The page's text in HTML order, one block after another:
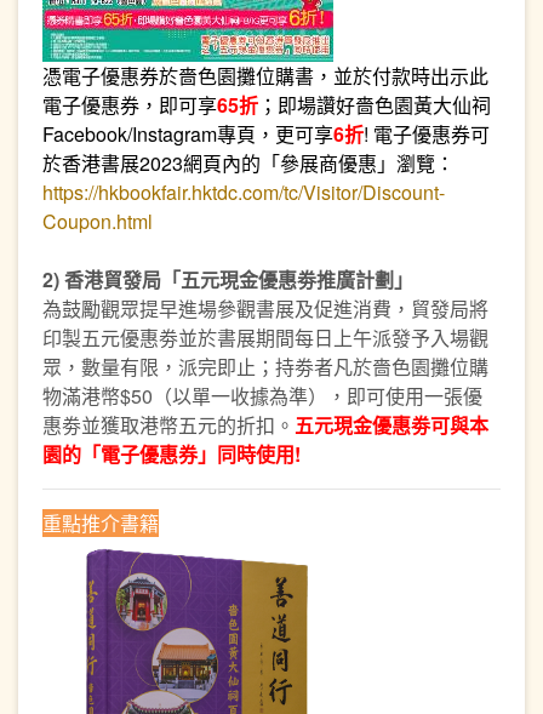
憑電子優惠券於嗇色園攤位購書，並於付款時出示此
電子優惠券，即可享65折 ；即場讚好嗇色園黃大仙祠
Facebook/Instagram專頁，更可享6折! 電子優惠券可
於香港書展2023網頁內的「參展商優惠」瀏覽：
https://hkbookfair.hktdc.com/tc/Visitor/Discount-
Coupon.html
2) 香港貿發局「五元現金優惠劵推廣計劃」
為鼓勵觀眾提早進場參觀書展及促進消費，貿發局將
印製五元優惠劵並於書展期間每日上午派發予入場觀
眾，數量有限，派完即止；持劵者凡於嗇色園攤位購
物滿港幣$50（以單一收據為準），即可使用一張優
惠劵並獲取港幣五元的折扣。 五元現金優惠劵可與本
園的「電子優惠券」同時使用!
重點推介書籍